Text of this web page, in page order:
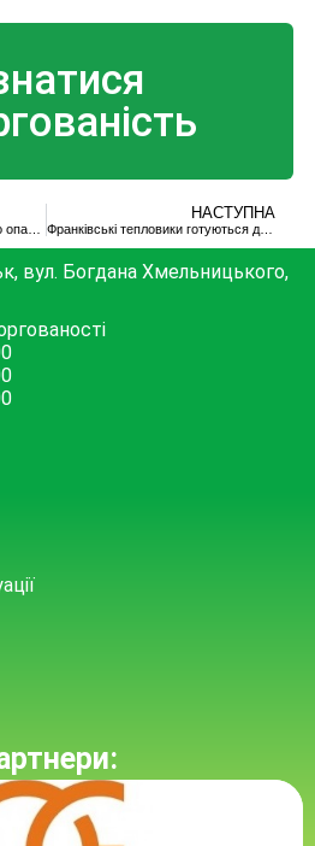
НАСТУПНА
Франківські тепловики готуються до початку опалювального сезону
вул. Богдана Хмельницького,